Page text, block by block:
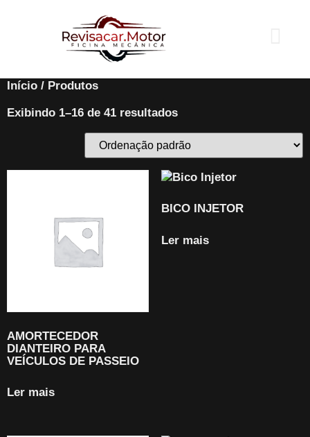
Início / Produtos
Exibindo 1–16 de 41 resultados
AMORTECEDOR
DIANTEIRO PARA
VEÍCULOS DE PASSEIO
Ler mais
BICO INJETOR
Ler mais